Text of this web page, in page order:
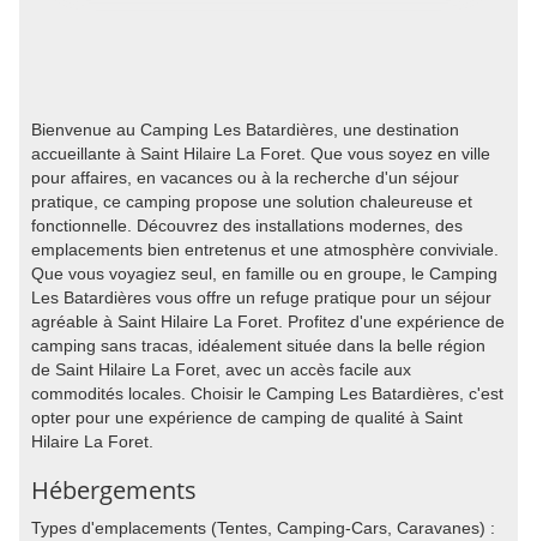
Bienvenue au Camping Les Batardières, une destination
accueillante à Saint Hilaire La Foret. Que vous soyez en ville
pour affaires, en vacances ou à la recherche d'un séjour
pratique, ce camping propose une solution chaleureuse et
fonctionnelle. Découvrez des installations modernes, des
emplacements bien entretenus et une atmosphère conviviale.
Que vous voyagiez seul, en famille ou en groupe, le Camping
Les Batardières vous offre un refuge pratique pour un séjour
agréable à Saint Hilaire La Foret. Profitez d'une expérience de
camping sans tracas, idéalement située dans la belle région
de Saint Hilaire La Foret, avec un accès facile aux
commodités locales. Choisir le Camping Les Batardières, c'est
opter pour une expérience de camping de qualité à Saint
Hilaire La Foret.
Hébergements
Types d'emplacements (Tentes, Camping-Cars, Caravanes) :